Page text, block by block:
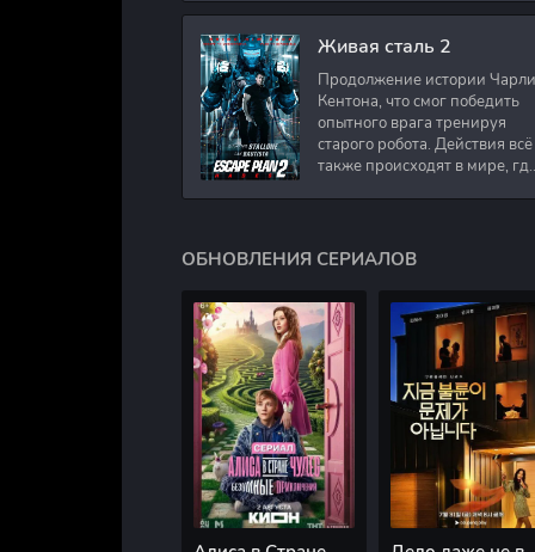
работал в медицинском
Живая сталь 2
Продолжение истории Чарли
Кентона, что смог победить
опытного врага тренируя
старого робота. Действия всё
также происходят в мире, где
ОБНОВЛЕНИЯ СЕРИАЛОВ